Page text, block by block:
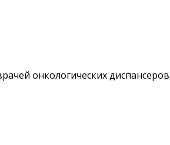
онкологических